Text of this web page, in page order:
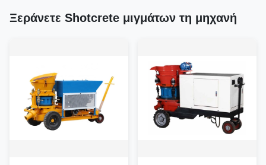
Ξεράνετε Shotcrete μιγμάτων τη μηχανή